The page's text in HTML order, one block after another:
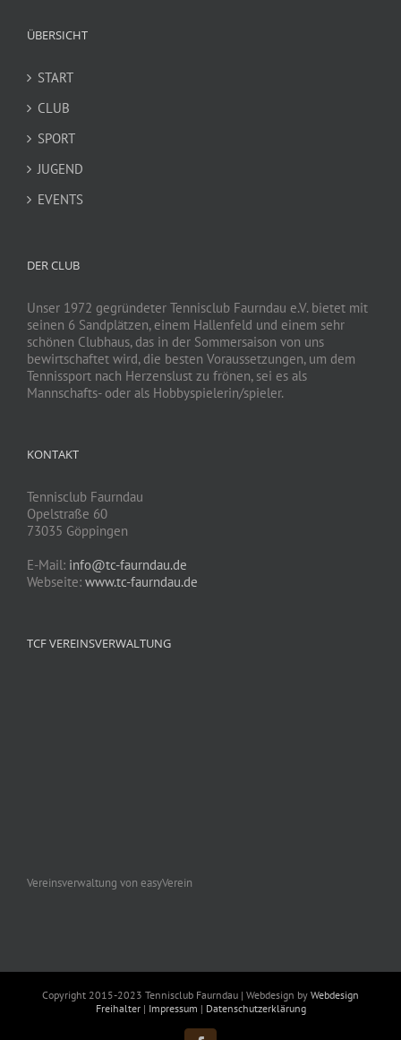
ÜBERSICHT
START
CLUB
SPORT
JUGEND
EVENTS
DER CLUB
Unser 1972 gegründeter Tennisclub Faurndau e.V. bietet mit
seinen 6 Sandplätzen, einem Hallenfeld und einem sehr
schönen Clubhaus, das in der Sommersaison von uns
bewirtschaftet wird, die besten Voraussetzungen, um dem
Tennissport nach Herzenslust zu frönen, sei es als
Mannschafts- oder als Hobbyspielerin/spieler.
KONTAKT
Tennisclub Faurndau
Opelstraße 60
73035 Göppingen
E-Mail: info@tc-faurndau.de
Webseite: www.tc-faurndau.de
TCF VEREINSVERWALTUNG
Vereinsverwaltung von easyVerein
Copyright 2015-2023 Tennisclub Faurndau | Webdesign by Webdesign
Freihalter| Impressum | Datenschutzerklärung